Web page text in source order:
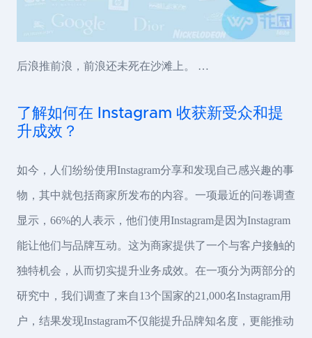
后浪推前浪，前浪还未死在沙滩上。 …
了解如何在 Instagram 收获新受众和提
升成效？
如今，人们纷纷使用Instagram分享和发现自己感兴趣的事
物，其中就包括商家所发布的内容。一项最近的问卷调查
显示，66%的人表示，他们使用Instagram是因为Instagram
能让他们与品牌互动。这为商家提供了一个与客户接触的
独特机会，从而切实提升业务成效。在一项分为两部分的
研究中，我们调查了来自13个国家的21,000名Instagram用
户，结果发现Instagram不仅能提升品牌知名度，更能推动